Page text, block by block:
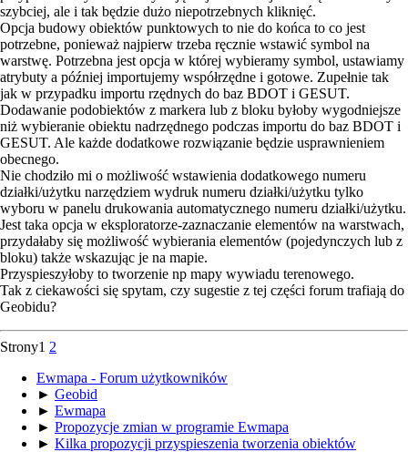
szybciej, ale i tak będzie dużo niepotrzebnych kliknięć.
Opcja budowy obiektów punktowych to nie do końca to co jest
potrzebne, ponieważ najpierw trzeba ręcznie wstawić symbol na
warstwę. Potrzebna jest opcja w której wybieramy symbol, ustawiamy
atrybuty a później importujemy współrzędne i gotowe. Zupełnie tak
jak w przypadku importu rzędnych do baz BDOT i GESUT.
Dodawanie podobiektów z markera lub z bloku byłoby wygodniejsze
niż wybieranie obiektu nadrzędnego podczas importu do baz BDOT i
GESUT. Ale każde dodatkowe rozwiązanie będzie usprawnieniem
obecnego.
Nie chodziło mi o możliwość wstawienia dodatkowego numeru
działki/użytku narzędziem wydruk numeru działki/użytku tylko
wyboru w panelu drukowania automatycznego numeru działki/użytku.
Jest taka opcja w eksploratorze-zaznaczanie elementów na warstwach,
przydałaby się możliwość wybierania elementów (pojedynczych lub z
bloku) także wskazując je na mapie.
Przyspieszyłoby to tworzenie np mapy wywiadu terenowego.
Tak z ciekawości się spytam, czy sugestie z tej części forum trafiają do
Geobidu?
Strony1 2
Ewmapa - Forum użytkowników
► Geobid
► Ewmapa
► Propozycje zmian w programie Ewmapa
► Kilka propozycji przyspieszenia tworzenia obiektów